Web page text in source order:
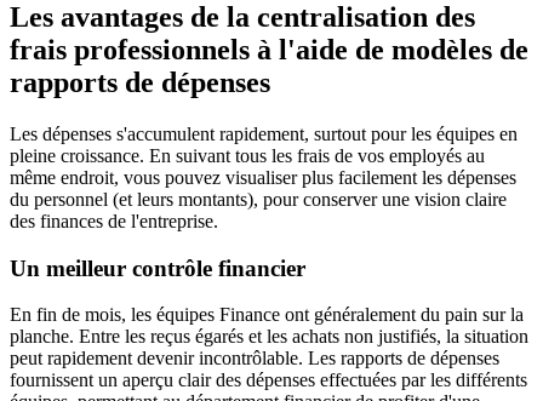
Les avantages de la centralisation des
frais professionnels à l'aide de modèles de
rapports de dépenses
Les dépenses s'accumulent rapidement, surtout pour les équipes en
pleine croissance. En suivant tous les frais de vos employés au
même endroit, vous pouvez visualiser plus facilement les dépenses
du personnel (et leurs montants), pour conserver une vision claire
des finances de l'entreprise.
Un meilleur contrôle financier
En fin de mois, les équipes Finance ont généralement du pain sur la
planche. Entre les reçus égarés et les achats non justifiés, la situation
peut rapidement devenir incontrôlable. Les rapports de dépenses
fournissent un aperçu clair des dépenses effectuées par les différents